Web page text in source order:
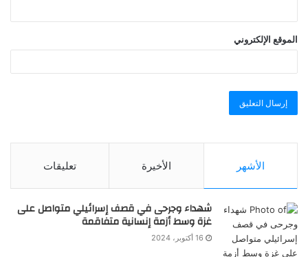
الموقع الإلكتروني
الأشهر الأخيرة تعليقات
شهداء وجرحى في قصف إسرائيلي متواصل على
غزة وسط أزمة إنسانية متفاقمة
16 أكتوبر، 2024